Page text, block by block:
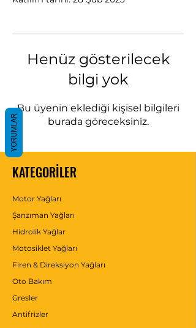
Henüz gösterilecek
bilgi yok
Bu üyenin eklediği kişisel bilgileri
burada göreceksiniz.
KATEGORİLER
Motor Yağları
Şanzıman Yağları
Hidrolik Yağlar
Motosiklet Yağları
Firen & Direksiyon Yağları
Oto Bakım
Gresler
Antifrizler
YORUMLAR